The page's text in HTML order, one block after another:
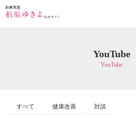
YouTube
YouTube
すべて 健康改善 対談